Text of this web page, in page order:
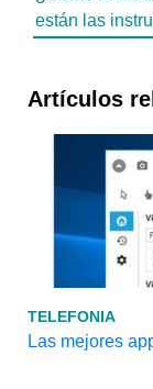
están las
Artículos
TELEFONIA
Las mejores